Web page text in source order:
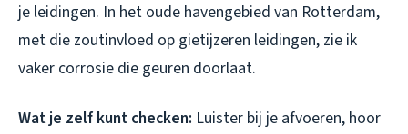
je leidingen. In het oude havengebied van Rotterdam,
met die zoutinvloed op gietijzeren leidingen, zie ik
vaker corrosie die geuren doorlaat.
Wat je zelf kunt checken: Luister bij je afvoeren, hoor